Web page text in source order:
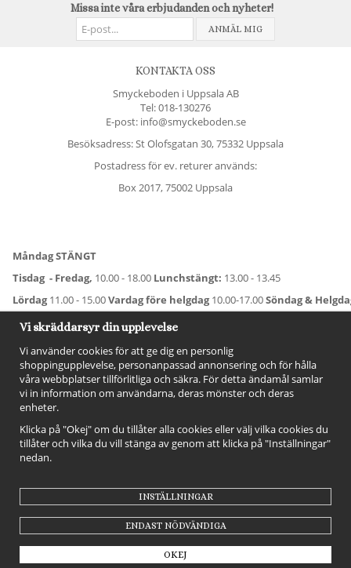
Missa inte våra erbjudanden och nyheter!
ANMÄL MIG
KONTAKTA OSS
Smyckeboden i Uppsala AB
Tel:018-130276
E-post: info@smyckeboden.se
Besöksadress: St Olofsgatan 30, 75332 Uppsala
Postadress för ev. returer används:
Box 2017, 75002 Uppsala
Måndag STÄNGT
Tisdag - Fredag, 10.00 - 18.00 Lunchstängt: 13.00 - 13.45
Lördag11.00 - 15.00Vardag före helgdag10.00-17.00Söndag &
För avvikande öppettider:Titta här
Drift & produktion:Wikinggruppen
Vi skräddarsyr din upplevelse
Vi använder cookies för att ge dig en personlig
shoppingupplevelse, personanpassad annonsering och för hålla
våra webbplatser tillförlitliga och säkra. För detta ändamål samlar
vi in information om användarna, deras mönster och deras
enheter.
Klicka på "Okej" om du tillåter alla cookies eller välj vilka cookies du
tillåter och vilka du vill stänga av genom att klicka på "Inställningar"
nedan.
INSTÄLLNINGAR
ENDAST NÖDVÄNDIGA
OKEJ